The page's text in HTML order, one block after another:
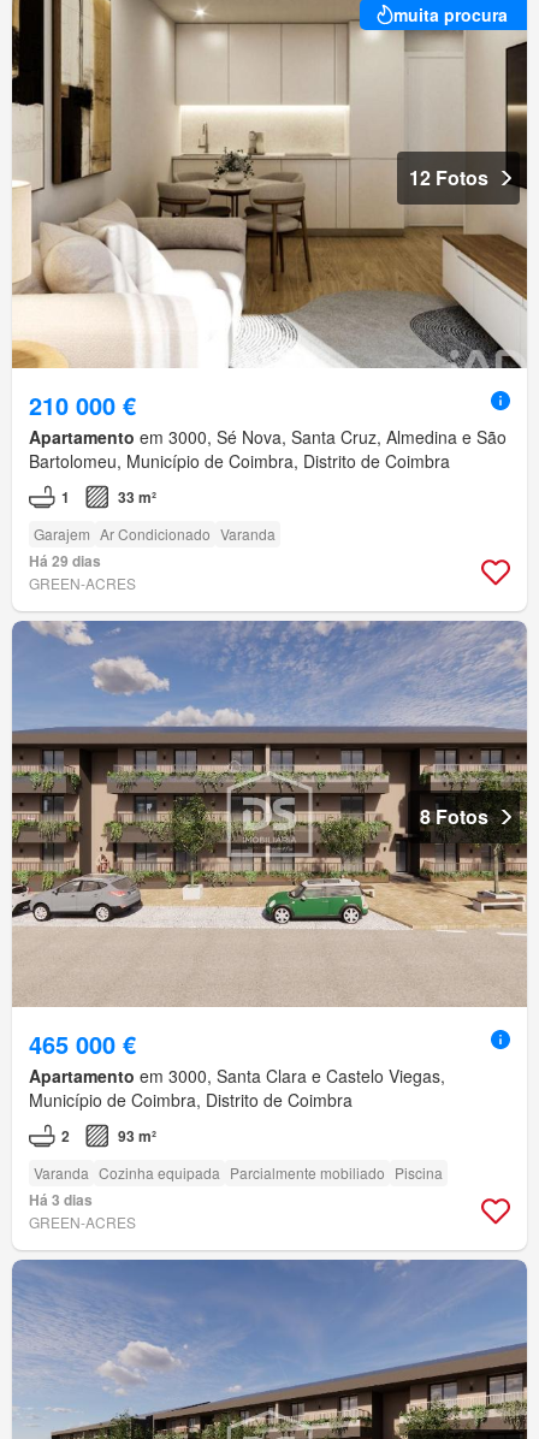
muita procura
12 Fotos
210 000 €
Apartamento em 3000, Sé Nova, Santa Cruz, Almedina e São
Bartolomeu, Município de Coimbra, Distrito de Coimbra
1 33 m²
Garajem Ar Condicionado Varanda
Há 29 dias
GREEN-ACRES
8 Fotos
465 000 €
Apartamento em 3000, Santa Clara e Castelo Viegas,
Município de Coimbra, Distrito de Coimbra
2 93 m²
Varanda Cozinha equipada Parcialmente mobiliado Piscina
Há 3 dias
GREEN-ACRES